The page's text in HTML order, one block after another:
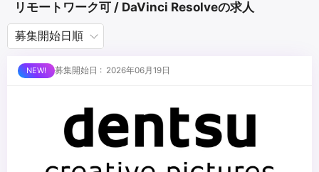
リモートワーク可 / DaVinci Resolveの求人
募集開始日 : 2026年06月19日